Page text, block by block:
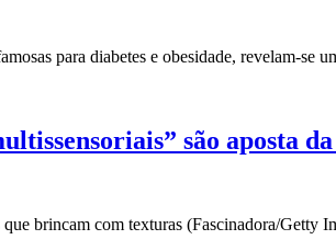
para diabetes e obesidade, revelam-se
são aposta
brincam com texturas (Fascinadora/